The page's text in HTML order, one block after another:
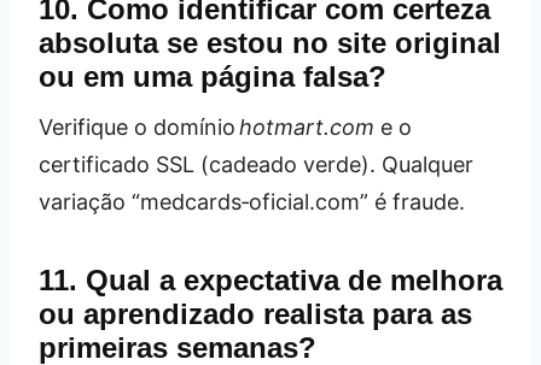
10. Como identificar com certeza
absoluta se estou no site original
ou em uma página falsa?
Verifique o domíniohotmart.com e o
certificado SSL (cadeado verde). Qualquer
variação “medcards‑oficial.com” é fraude.
11. Qual a expectativa de melhora
ou aprendizado realista para as
primeiras semanas?